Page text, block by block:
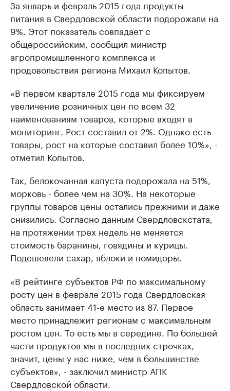
За январь и февраль 2015 года продукты
питания в Свердловской области подорожали на
9%. Этот показатель совпадает с
общероссийским, сообщил министр
агропромышленного комплекса и
продовольствия региона Михаил Копытов.
«В первом квартале 2015 года мы фиксируем
увеличение розничных цен по всем 32
наименованиям товаров, которые входят в
мониторинг. Рост составил от 2%. Однако есть
товары, рост на которые составил более 10%», -
отметил Копытов.
Так, белокочанная капуста подорожала на 51%,
морковь - более чем на 30%. На некоторые
группы товаров цены остались прежними и даже
снизились. Согласно данным Свердловскстата,
на протяжении трех недель не меняется
стоимость баранины, говядины и курицы.
Подешевели сахар, яблоки и помидоры.
«В рейтинге субъектов РФ по максимальному
росту цен в феврале 2015 года Свердловская
область занимает 41-е место из 87. Первое
место принадлежит регионам с максимальным
ростом цен. То есть мы в середине. По большей
части продуктов мы в последних строчках,
значит, цены у нас ниже, чем в большинстве
субъектов», - заключил министр АПК
Свердловской области.